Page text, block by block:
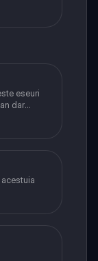
eseuri
dar